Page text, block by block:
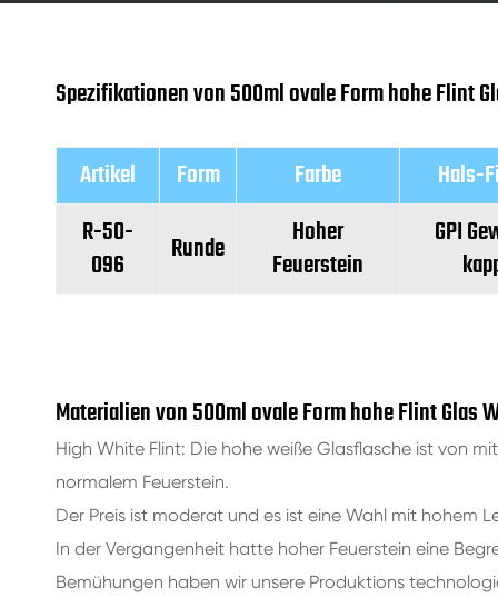
Spezifikationen von 500ml ovale Form hohe Flint
Artikel Form Farbe
Hals-
R-50-
096
Runde
Hoher
Feuerstein
GPI
Materialien von 500ml ovale Form hohe Flint Glas
High White Flint: Die hohe weiße Glasflasche ist von
normalem Feuerstein.
Der Preis ist moderat und es ist eine Wahl mit hohem
In der Vergangenheit hatte hoher Feuerstein eine
Bemühungen haben wir unsere Produktions